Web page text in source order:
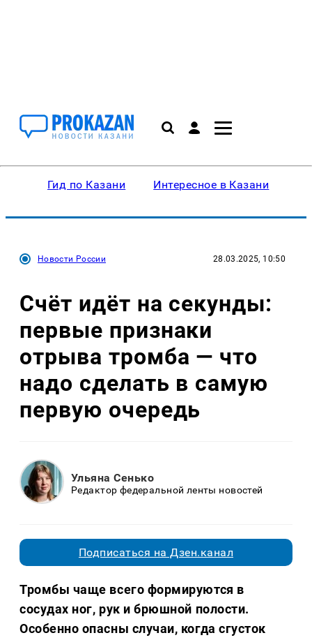
Гид по Казани Интересное в Казани
Новости России 28.03.2025, 10:50
Счёт идёт на секунды:
первые признаки
отрыва тромба — что
надо сделать в самую
первую очередь
Ульяна Сенько
Редактор федеральной ленты новостей
Подписаться на Дзен.канал
Тромбы чаще всего формируются в
сосудах ног, рук и брюшной полости.
Особенно опасны случаи, когда сгусток